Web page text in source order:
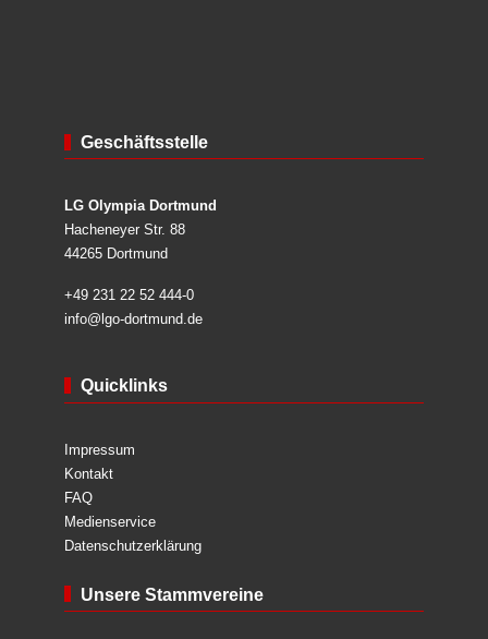
Geschäftsstelle
LG Olympia Dortmund
Hacheneyer Str. 88
44265 Dortmund
+49 231 22 52 444-0
info@lgo-dortmund.de
Quicklinks
Impressum
Kontakt
FAQ
Medienservice
Datenschutzerklärung
Unsere Stammvereine